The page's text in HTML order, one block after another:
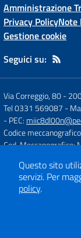
Amministrazione
Privacy PolicyNote
Gestione cookie
Seguici su:
Via Correggio, 80-
Tel 0331 569087 -
- PEC:
Codice
Cod. Meccanografico:
Questo sito
servizi. Per
policy.